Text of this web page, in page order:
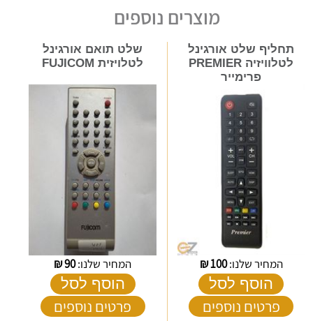
מוצרים נוספים
תחליף שלט אורגינל
לטלוויזיה PREMIER
פרימייר
המחיר שלנו:100
₪
הוסף לסל
פרטים נוספים
שלט תואם אורגינל
לטלויזית FUJICOM
המחיר שלנו:90
₪
הוסף לסל
פרטים נוספים